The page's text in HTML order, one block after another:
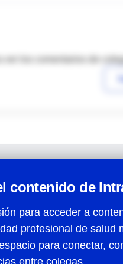
ver los comentarios de
contenido de
para acceder a
profesional de salud
para conectar,
entre colegas.
| Políticas de privacidad